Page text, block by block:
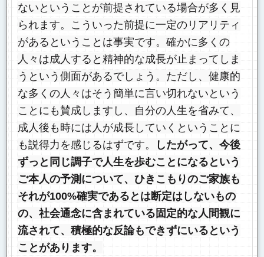
ないということが前提されている場合が多く見
られます。こういった前提に一定のリアリティ
があるということは事実です。確かに多くの
人々は成人すると精神的な成長が止まってしま
うという側面があるでしょう。ただし、健康的
な多くの人々はそう簡単に言い切れないという
ことにも賛成しますし、自分の人生を省みて、
成人後も時には人が成長していくということに
も説得力を感じるはずです。
したがって、今後
ずっと同じ調子で人生を歩むことになるという
ご本人の予測について、ひきこもりのご家族も
それが100%確実であるとは断定はしないもの
の、社会通念に含まれている固定的な人間観に
流されて、積極的な反論もできずにいるという
ことがあります。